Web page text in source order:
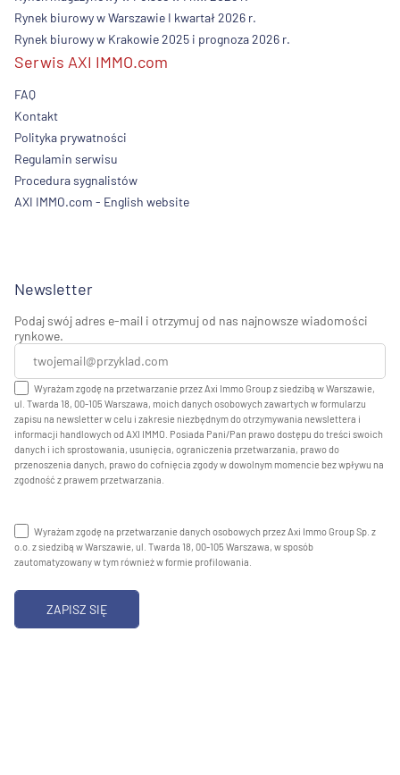
Rynek biurowy w Warszawie I kwartał 2026 r.
Rynek biurowy w Krakowie 2025 i prognoza 2026 r.
Serwis AXI IMMO.com
FAQ
Kontakt
Polityka prywatności
Regulamin serwisu
Procedura sygnalistów
AXI IMMO.com - English website
Newsletter
Podaj swój adres e-mail i otrzymuj od nas najnowsze wiadomości
rynkowe.
Wyrażam zgodę na przetwarzanie przez Axi Immo Group z siedzibą w Warszawie,
ul. Twarda 18, 00-105 Warszawa, moich danych osobowych zawartych w formularzu
zapisu na newsletter w celu i zakresie niezbędnym do otrzymywania newslettera i
informacji handlowych od AXI IMMO. Posiada Pani/Pan prawo dostępu do treści swoich
danych i ich sprostowania, usunięcia, ograniczenia przetwarzania, prawo do
przenoszenia danych, prawo do cofnięcia zgody w dowolnym momencie bez wpływu na
zgodność z prawem przetwarzania.
Wyrażam zgodę na przetwarzanie danych osobowych przez Axi Immo Group Sp. z
o.o. z siedzibą w Warszawie, ul. Twarda 18, 00-105 Warszawa, w sposób
zautomatyzowany w tym również w formie profilowania.